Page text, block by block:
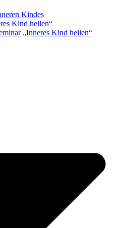
Kindes
Kind heilen“
„Inneres Kind heilen“